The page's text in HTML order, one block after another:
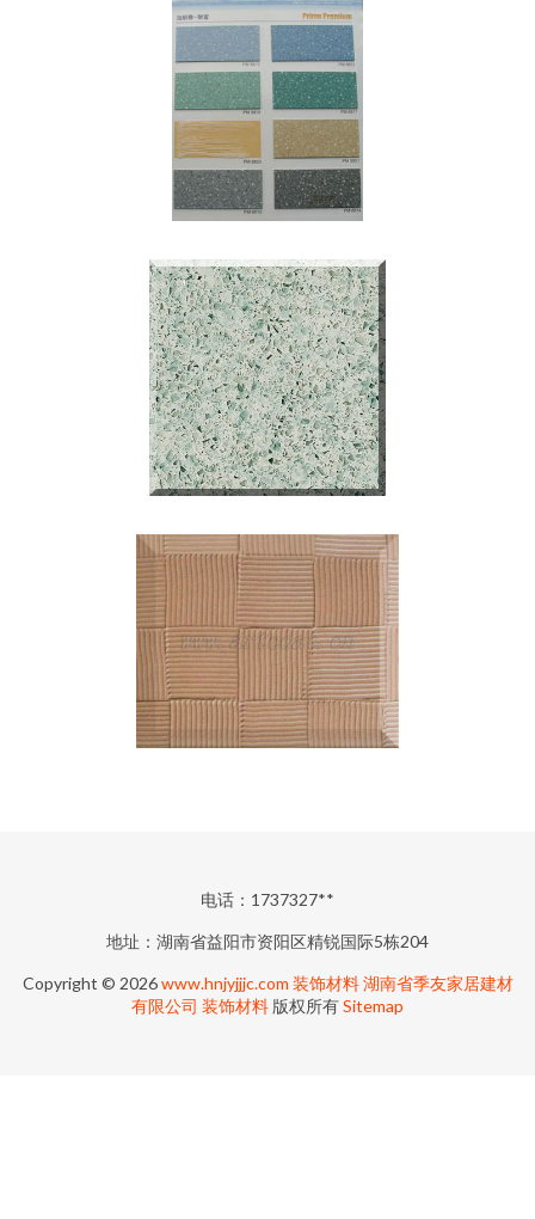
电话：1737327**
地址：湖南省益阳市资阳区精锐国际5栋204
Copyright © 2026www.hnjyjjjc.com 装饰材料 湖南省季友家居建材
有限公司 装饰材料 版权所有Sitemap